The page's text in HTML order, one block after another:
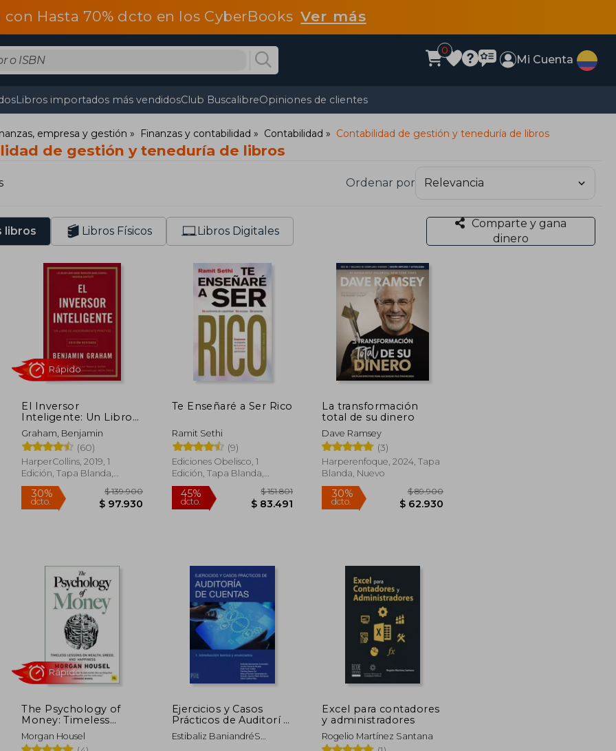
con Hasta 70% dcto en los CyberBooksVer más
0
Mi Cuenta
Libros importados más vendidosClub BuscalibreOpiniones de clientes
empresa y gestión Finanzas y contabilidad Contabilidad Contabilidad de gestión y teneduría de libros
de gestión y teneduría de libros
Ordenar por
libros Libros Físicos Libros Digitales
Comparte y gana
dinero
El Inversor
Inteligente: Un Libro
de Asesoramiento
Práctico
Graham, Benjamin
(60)
HarperCollins, 2019, 1
Edición, Tapa Blanda,
Nuevo
Rápido Te Enseñaré a Ser Rico
Ramit Sethi
(9)
Ediciones Obelisco, 1
Edición, Tapa Blanda,
Nuevo
La transformación
total de su dinero
Dave Ramsey
(3)
Harperenfoque, 2024, Tapa
Blanda, Nuevo
The Psychology of
Money: Timeless
Lessons on Wealth,
Greed, and Happiness
Morgan Housel
Ejercicios y Casos
Prácticos de Auditorí a
de Cuentas- Tomo 1
Estibaliz BaniandréS
Excel para contadores
y administradores
Rogelio Martínez Santana